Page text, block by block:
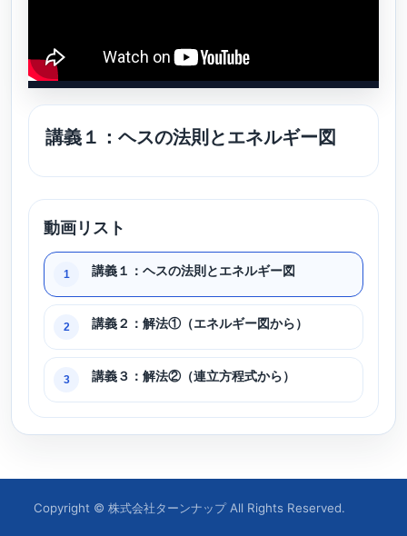
講義１：ヘスの法則とエネルギー図
動画リスト
1 講義１：ヘスの法則とエネルギー図
2 講義２：解法①（エネルギー図から）
3 講義３：解法②（連立方程式から）
Copyright © 株式会社ターンナップ All Rights Reserved.